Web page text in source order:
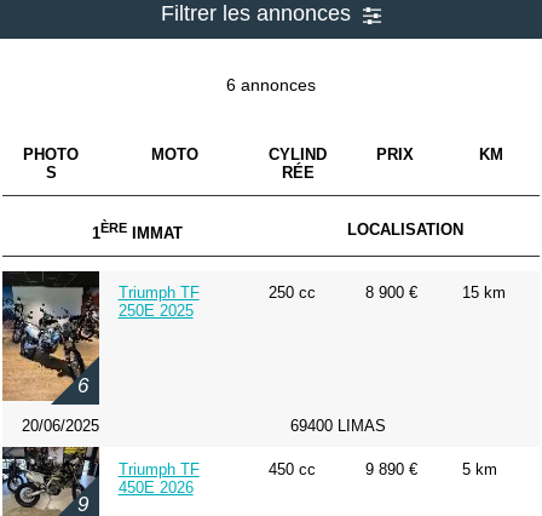
Filtrer les annonces
6 annonces
PHOTO
S
MOTO
CYLIND
RÉE
PRIX KM
1ÈREIMMAT LOCALISATION
6
Triumph TF
250E 2025
250 cc 8 900 € 15 km
20/06/2025 69400 LIMAS
9
Triumph TF
450E 2026
450 cc 9 890 € 5 km